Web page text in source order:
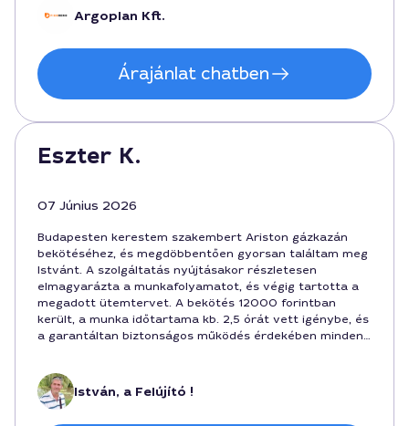
Argoplan Kft.
Árajánlat chatben
Eszter K.
07 Június 2026
Budapesten kerestem szakembert Ariston gázkazán
bekötéséhez, és megdöbbentően gyorsan találtam meg
Istvánt. A szolgáltatás nyújtásakor részletesen
elmagyarázta a munkafolyamatot, és végig tartotta a
megadott ütemtervet. A bekötés 12000 forintban
került, a munka időtartama kb. 2,5 órát vett igénybe, és
a garantáltan biztonságos működés érdekében minden
István, a Felújító !